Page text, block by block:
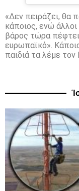
«Δεν πειράζει, θα
κάποιος, ενώ
βάρος τώρα
ευρωπαϊκό».
παιδιά τα λέμε τον